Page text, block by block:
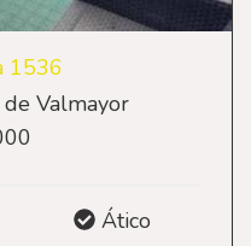
1536
Valmayor
Ático